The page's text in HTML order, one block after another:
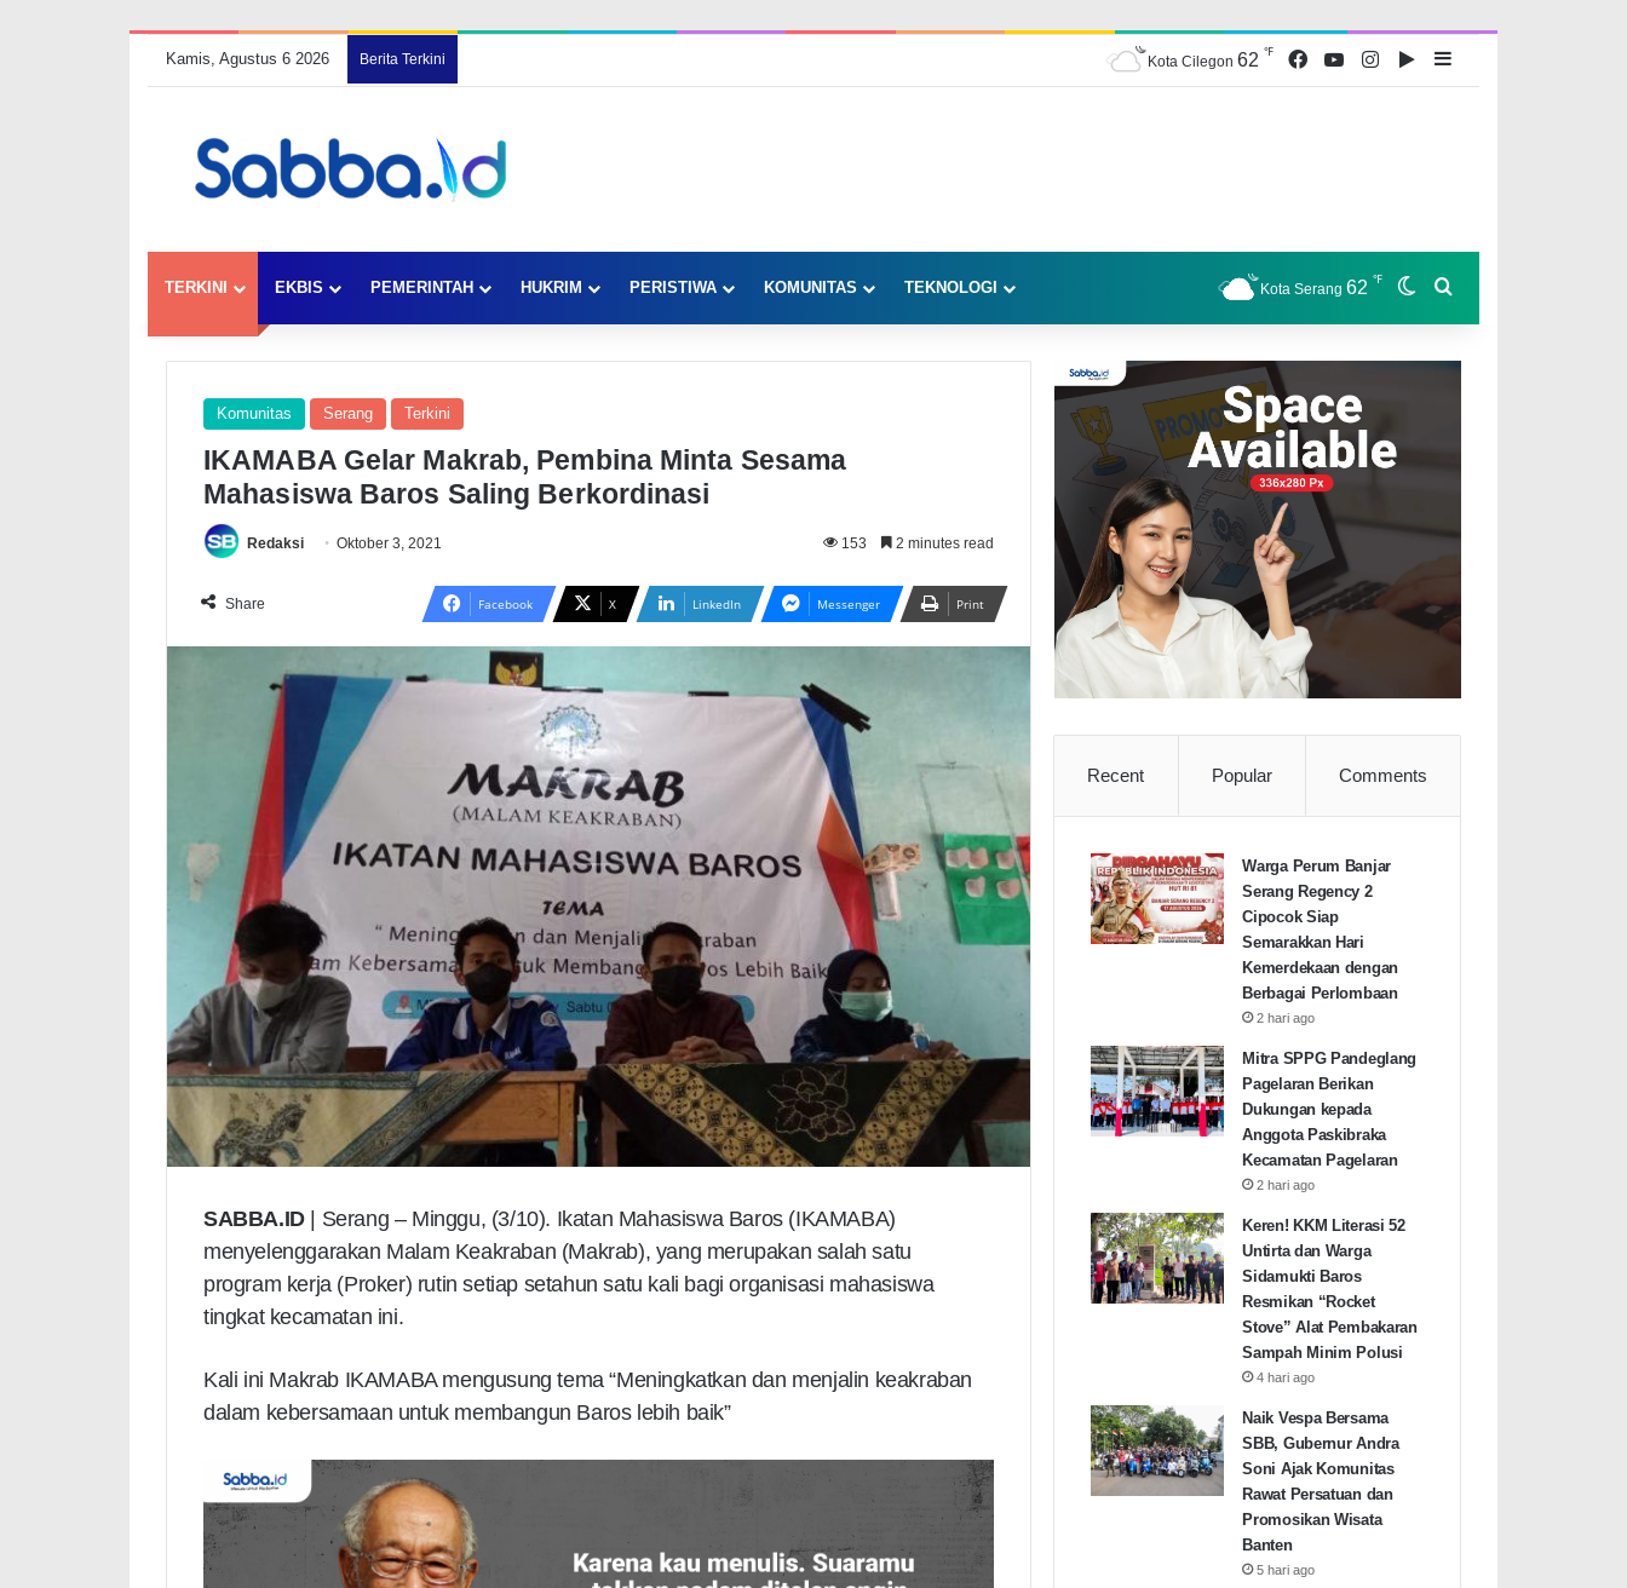
Kamis, Agustus 6 2026 Berita Terkini Kota Cilegon 62 ℉ Facebook
YouTubeInstagramGoogle Play
Sidebar
TERKINI EKBIS PEMERINTAH HUKRIM PERISTIWA KOMUNITAS TEKNOLOGI Kota Serang 62 ℉ Switch skin
Komunitas Serang Terkini
IKAMABA Gelar Makrab, Pembina Minta Sesama
Mahasiswa Baros Saling Berkordinasi
Redaksi Oktober 3, 2021 153 2 minutes read
Share Facebook X LinkedIn Messenger Print
SABBA.ID| Serang – Minggu, (3/10). Ikatan Mahasiswa Baros (IKAMABA)
menyelenggarakan Malam Keakraban (Makrab), yang merupakan salah satu
program kerja (Proker) rutin setiap setahun satu kali bagi organisasi mahasiswa
tingkat kecamatan ini.
Kali ini Makrab IKAMABA mengusung tema “Meningkatkan dan menjalin keakraban
dalam kebersamaan untuk membangun Baros lebih baik”
Recent Popular Comments
Warga Perum Banjar
Serang Regency 2
Cipocok Siap
Semarakkan Hari
Kemerdekaan dengan
Berbagai Perlombaan
2 hari ago
Mitra SPPG Pandeglang
Pagelaran Berikan
Dukungan kepada
Anggota Paskibraka
Kecamatan Pagelaran
2 hari ago
Keren! KKM Literasi 52
Untirta dan Warga
Sidamukti Baros
Resmikan “Rocket
Stove” Alat Pembakaran
Sampah Minim Polusi
4 hari ago
Naik Vespa Bersama
SBB, Gubernur Andra
Soni Ajak Komunitas
Rawat Persatuan dan
Promosikan Wisata
Banten
5 hari ago